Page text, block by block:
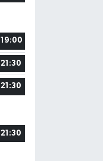
19:00
21:30
21:30
21:30